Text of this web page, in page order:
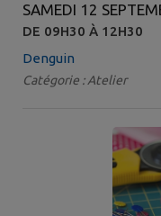
SAMEDI 12
DE 09H30 À 12H30
Denguin
Catégorie : Atelier